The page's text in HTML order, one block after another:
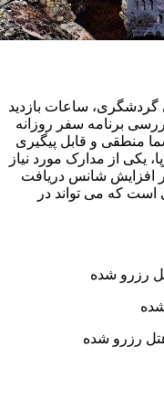
گردشگری، ساعات بازدید
برنامه سفر روزانه
منطقی و قابل پیگیری
یکی از مدارک مورد نیاز
افزایش شانس دریافت
است که می تواند در